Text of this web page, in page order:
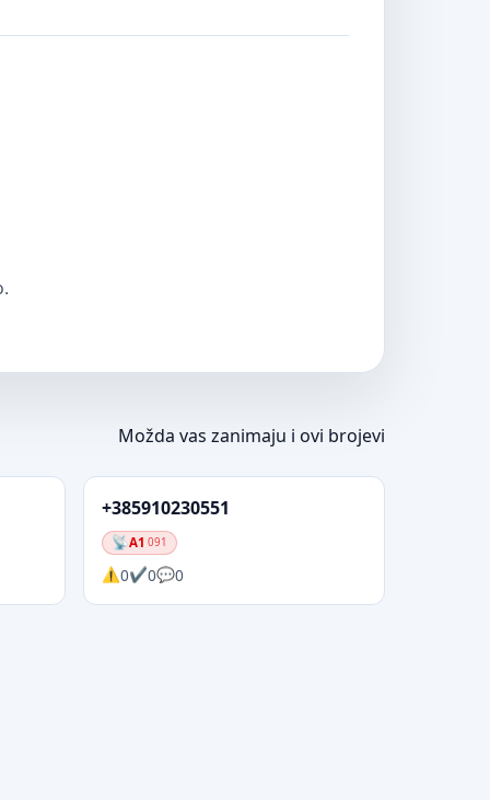
Možda vas zanimaju i ovi brojevi
+385910230551
A1 091
0 0 0